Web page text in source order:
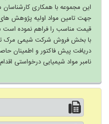
این مجموعه با همکاری
جهت تامین مواد اولیه پژوهش های
قیمت مناسب را فراهم نموده
با بخش فروش شرکت شیمی مرک
نامبر مواد شیمیایی درخواستی